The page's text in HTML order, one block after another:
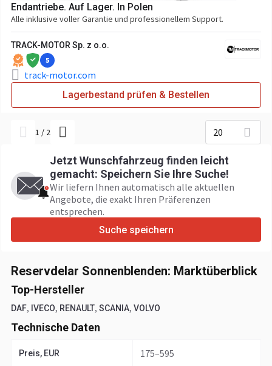
Endantriebe. Auf Lager. In Polen
Alle inklusive voller Garantie und professionellem Support.
TRACK-MOTOR Sp. z o.o.
5
track-motor.com
Lagerbestand prüfen & Bestellen
1 / 2 20
Jetzt Wunschfahrzeug finden leicht
gemacht: Speichern Sie Ihre Suche!
Wir liefern Ihnen automatisch alle aktuellen
Angebote, die exakt Ihren Präferenzen
entsprechen.
Suche speichern
Reservdelar Sonnenblenden: Marktüberblick
Top-Hersteller
DAF, IVECO, RENAULT, SCANIA, VOLVO
Technische Daten
Preis, EUR 175–595